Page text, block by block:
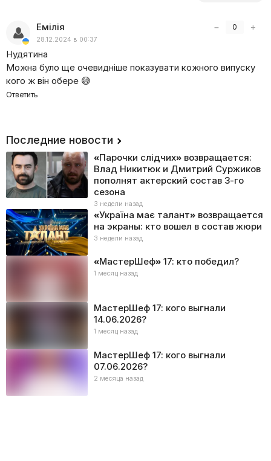
− 0 +
Емілія
28.12.2024 в 00:37
Нудятина
Можна було ще очевидніше показувати кожного випуску
кого ж він обере 😅
Ответить
Последние новости
«Парочки слідчих» возвращается:
Влад Никитюк и Дмитрий Суржиков
пополнят актерский состав 3-го
сезона
3 недели назад
«Україна має талант» возвращается
на экраны: кто вошел в состав жюри
3 недели назад
«МастерШеф» 17: кто победил?
1 месяц назад
МастерШеф 17: кого выгнали
14.06.2026?
1 месяц назад
МастерШеф 17: кого выгнали
07.06.2026?
2 месяца назад